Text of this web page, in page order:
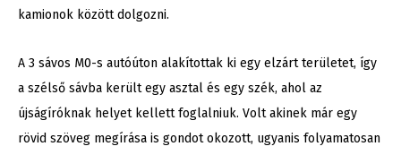
kamionok között dolgozni.
A 3 sávos M0-s autóúton alakítottak ki egy elzárt területet, így
a szélső sávba került egy asztal és egy szék, ahol az
újságíróknak helyet kellett foglalniuk. Volt akinek már egy
rövid szöveg megírása is gondot okozott, ugyanis folyamatosan